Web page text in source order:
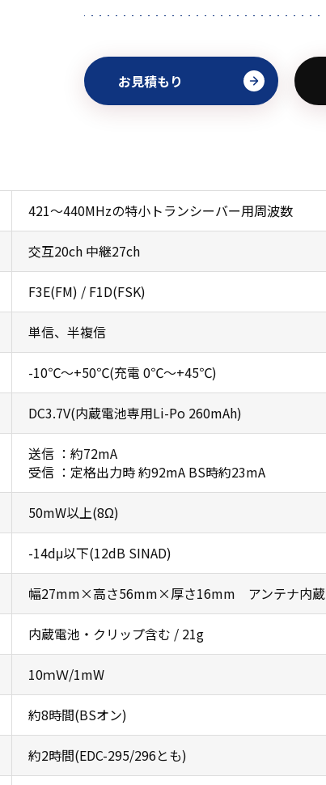
お見積もり
421～440MHzの特小トランシーバー用周波数
交互20ch 中継27ch
F3E(FM) / F1D(FSK)
単信、半複信
-10℃～+50℃(充電 0℃～+45℃)
DC3.7V(内蔵電池専用Li-Po 260mAh)
送信 ：約72mA
受信 ：定格出力時 約92mA BS時約23mA
50mW以上(8Ω)
-14dμ以下(12dB SINAD)
幅27mm×高さ56mm×厚さ16mm アンテナ内蔵
内蔵電池・クリップ含む / 21g
10ｍＷ/1mW
約8時間(BSオン)
約2時間(EDC-295/296とも)